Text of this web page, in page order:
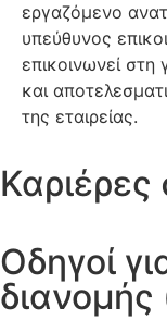
εργαζόμενο
υπεύθυνος
επικοινωνεί
και
της εταιρείας.
Οδηγοί